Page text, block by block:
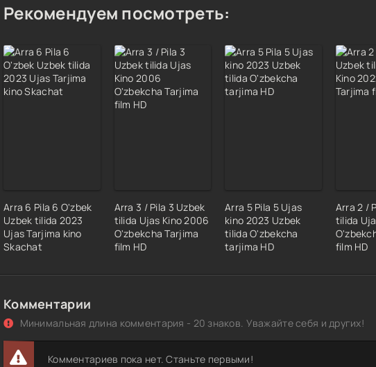
Рекомендуем посмотреть:
Arra 6 Pila 6 O'zbek
Uzbek tilida 2023
Ujas Tarjima kino
Skachat
Arra 3 / Pila 3 Uzbek
tilida Ujas Kino 2006
O'zbekcha Tarjima
film HD
Arra 5 Pila 5 Ujas
kino 2023 Uzbek
tilida O'zbekcha
tarjima HD
Arra 2 /
tilida
film HD
Комментарии
Минимальная длина комментария - 20 знаков. Уважайте себя и других!
Комментариев пока нет. Станьте первыми!